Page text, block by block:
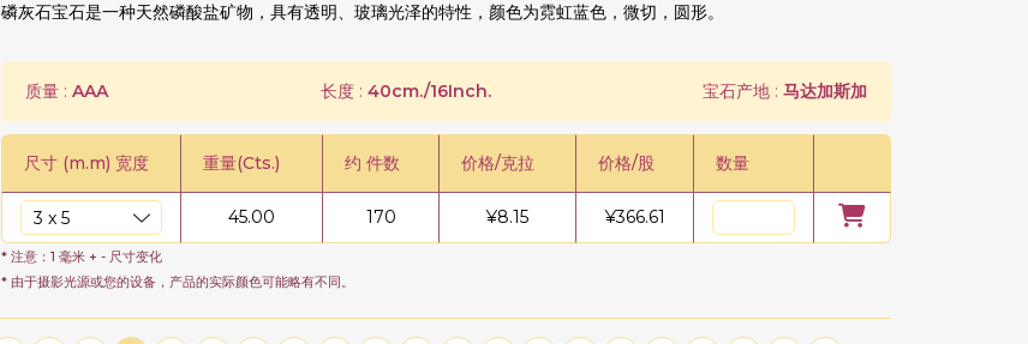
磷灰石宝石是一种天然磷酸盐矿物，具有透明、玻璃光泽的特性，颜色为霓虹蓝色，微切，圆形。
质量 : AAA 长度 : 40cm./16Inch. 宝石产地 : 马达加斯加
尺寸 (m.m) 宽度 重量(Cts.) 约 件数 价格/克拉 价格/股 数量
45.00 170 ¥8.15 ¥366.61
* 注意：1 毫米 + - 尺寸变化
* 由于摄影光源或您的设备，产品的实际颜色可能略有不同。